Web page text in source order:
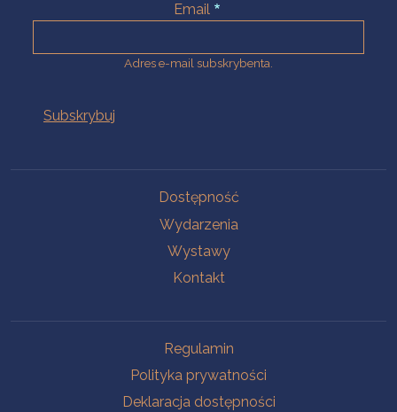
Email
Adres e-mail subskrybenta.
Dostępność
Wydarzenia
Wystawy
Kontakt
Regulamin
Polityka prywatności
Deklaracja dostępności